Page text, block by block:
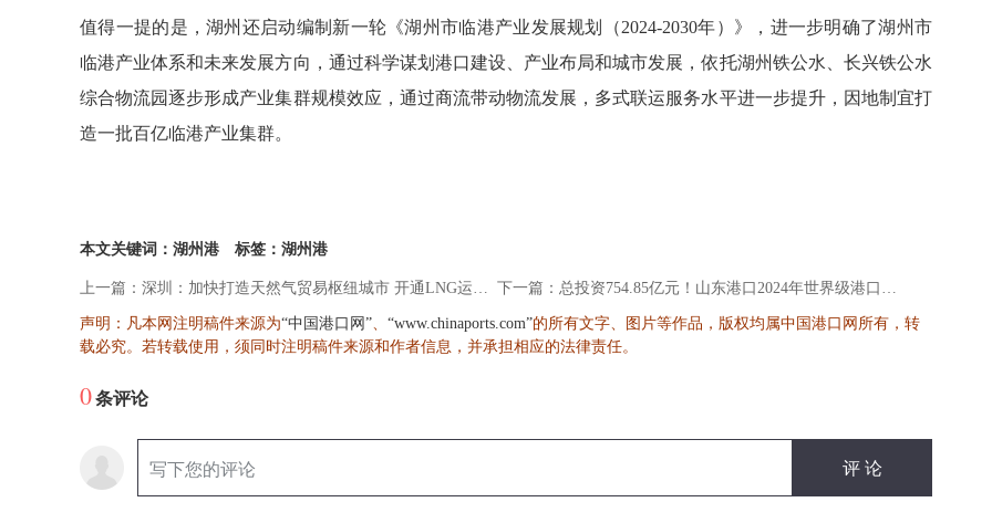
值得一提的是，湖州还启动编制新一轮《湖州市临港产业发展规划（2024-2030年）》，进一步明确了湖州市
临港产业体系和未来发展方向，通过科学谋划港口建设、产业布局和城市发展，依托湖州铁公水、长兴铁公水
综合物流园逐步形成产业集群规模效应，通过商流带动物流发展，多式联运服务水平进一步提升，因地制宜打
造一批百亿临港产业集群。
本文关键词：湖州港 标签：湖州港
上一篇：深圳：加快打造天然气贸易枢纽城市 开通LNG运输航线可获资助 下一篇：总投资754.85亿元！山东港口2024年世界级港口群建设（青岛）建成项目投产暨新项目开工仪式举行
声明：凡本网注明稿件来源为“中国港口网”、 “www.chinaports.com”的所有文字、图片等作品，版权均属中国港口网所有，转
载必究。若转载使用，须同时注明稿件来源和作者信息，并承担相应的法律责任。
0条评论